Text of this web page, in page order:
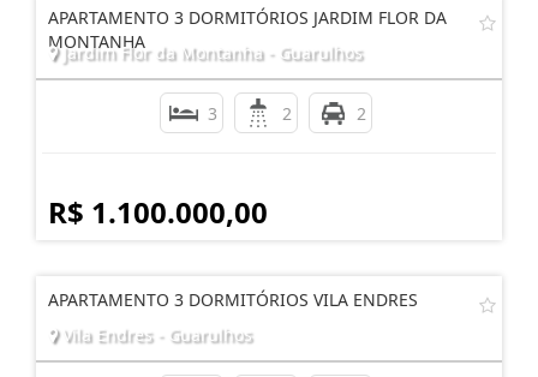
APARTAMENTO 3 DORMITÓRIOS JARDIM FLOR DA
MONTANHA
Jardim Flor da Montanha - Guarulhos
3 2 2
R$ 1.100.000,00
APARTAMENTO 3 DORMITÓRIOS VILA ENDRES
Vila Endres - Guarulhos